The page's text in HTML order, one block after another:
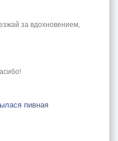
за вдохновением,
пивная